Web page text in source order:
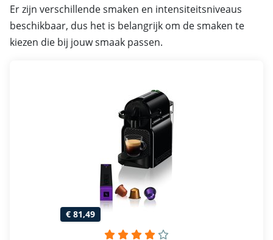
Er zijn verschillende smaken en intensiteitsniveaus
beschikbaar, dus het is belangrijk om de smaken te
kiezen die bij jouw smaak passen.
€ 81,49